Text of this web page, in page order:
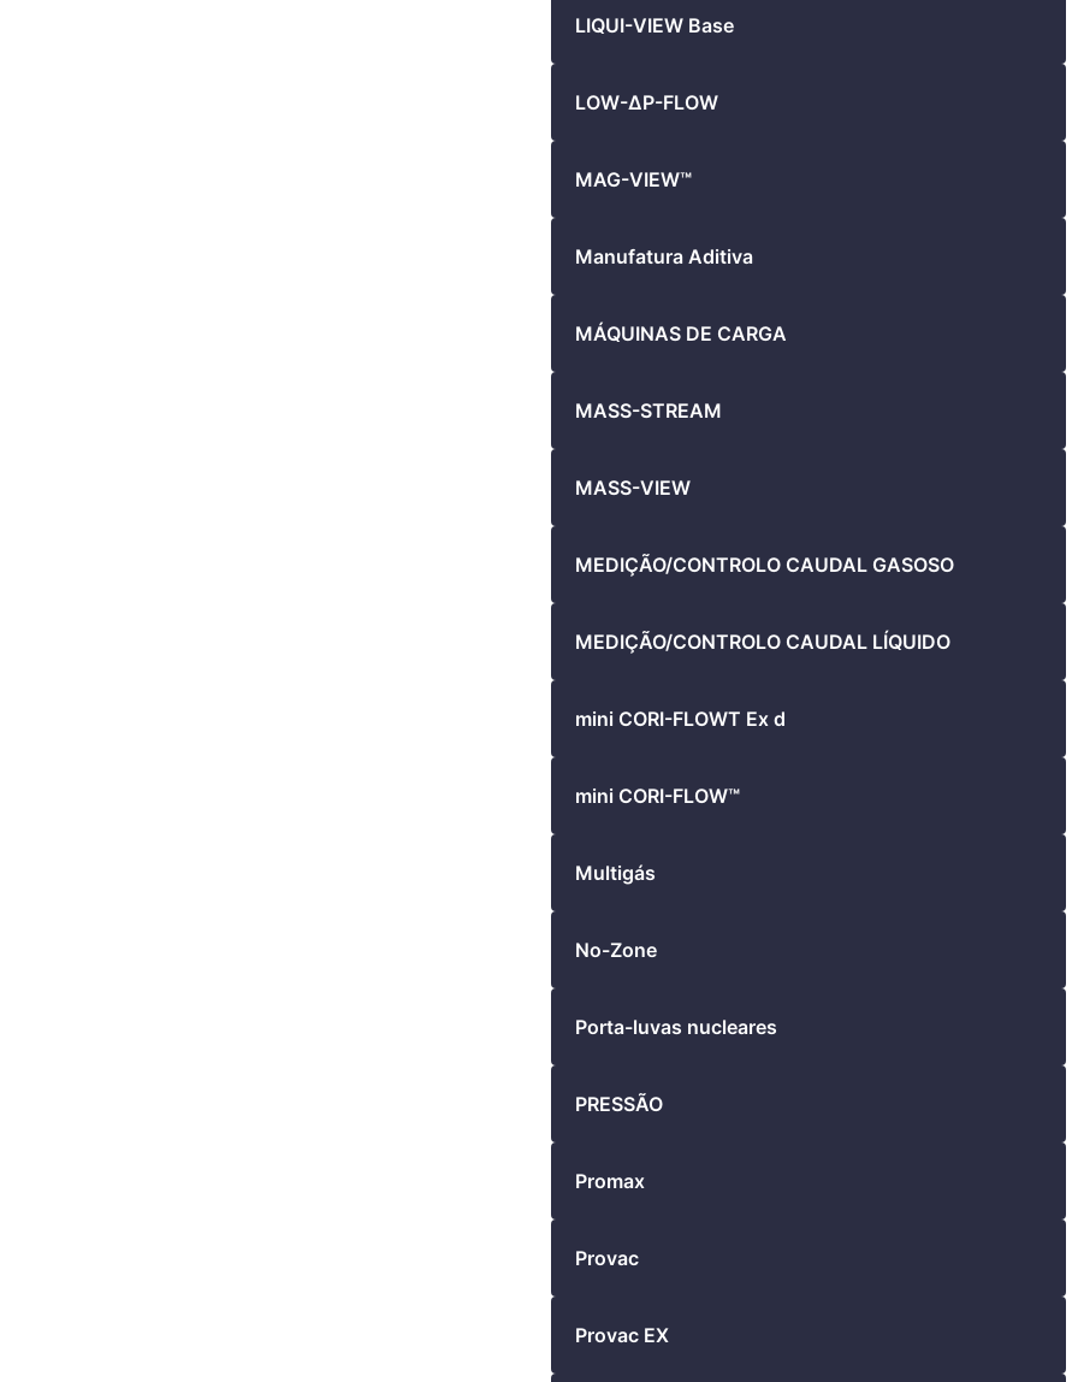
LIQUI-VIEW Base
LOW-ΔP-FLOW
MAG-VIEW™
Manufatura Aditiva
MÁQUINAS DE CARGA
MASS-STREAM
MASS-VIEW
MEDIÇÃO/CONTROLO CAUDAL GASOSO
MEDIÇÃO/CONTROLO CAUDAL LÍQUIDO
mini CORI-FLOWT Ex d
mini CORI-FLOW™
Multigás
No-Zone
Porta-luvas nucleares
PRESSÃO
Promax
Provac
Provac EX